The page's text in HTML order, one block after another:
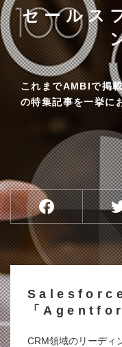
セールス
これまでAMBIで掲
の特集記事を一挙に
Salesforce
「
CRM領域のリーディ